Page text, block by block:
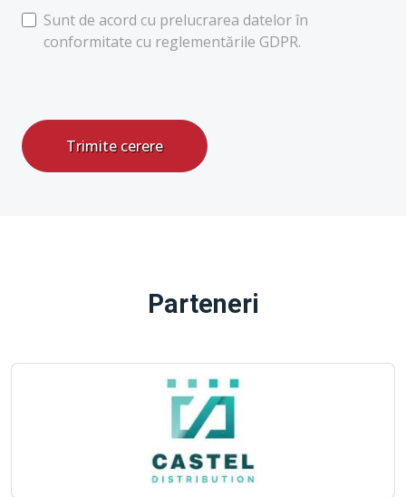
Sunt de acord cu prelucrarea datelor în
conformitate cu reglementările GDPR.
Trimite cerere
Parteneri